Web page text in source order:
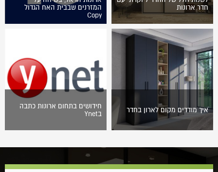
חדר ארונות
חולמים על סביבת מגורים
מודרנית, מעוצבת ומאורגנת
להפליא? זה הזמן לדעת הכול
על חשיבותם של חדרי ארונות
בשטח הבית או…
המזרנים שבבית האח הגדול
Copy
איך מודדים מקום לארון בחדר
קריטי בתכנון מרחב האחסון
שלכם. בהראל, עם למעלה מ-50
שנות ניסיון…
חידושים בתחום ארונות כתבה
בYnet
לכמה מסקנות מעניינות!
שיקולים בבחירת ארון…